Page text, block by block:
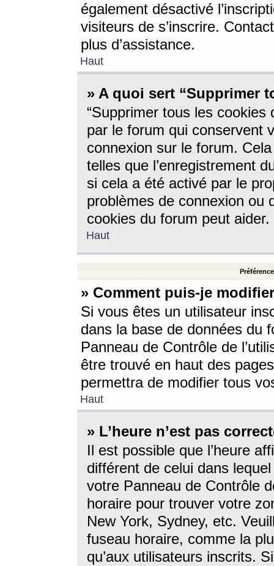
également désactivé
visiteurs de s’inscrire.
plus d’assistance.
Haut
» A quoi sert “Supprimer
“Supprimer tous les cookies
par le forum qui conservent
connexion sur le forum.
telles que l’enregistrement
si cela a été activé par le
problèmes de connexion ou
cookies du forum peut aider.
Haut
» Comment puis-je
Si vous êtes un utilisateur
dans la base de données du
Panneau de Contrôle de
être trouvé en haut des
permettra de modifier tous
Haut
» L’heure n’est pas
Il est possible que l’heure
différent de celui dans
votre Panneau de Contrôle
horaire pour trouver votre
New York, Sydney, etc.
fuseau horaire, comme la
qu’aux utilisateurs inscrits.